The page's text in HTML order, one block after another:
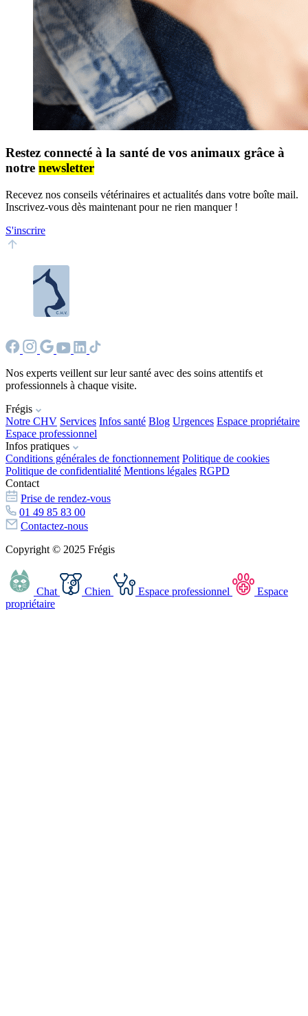
Restez connecté à la santé de vos animaux grâce à
notre newsletter
Recevez nos conseils vétérinaires et actualités dans votre boîte mail.
Inscrivez-vous dès maintenant pour ne rien manquer !
S'inscrire
Nos experts veillent sur leur santé avec des soins attentifs et
professionnels à chaque visite.
Frégis
Notre CHV Services Infos santé Blog Urgences Espace propriétaire
Espace professionnel
Infos pratiques
Conditions générales de fonctionnement Politique de cookies
Politique de confidentialité Mentions légales RGPD
Contact
Prise de rendez-vous
01 49 85 83 00
Contactez-nous
Copyright © 2025 Frégis
Chat Chien Espace professionnel
Espace
propriétaire